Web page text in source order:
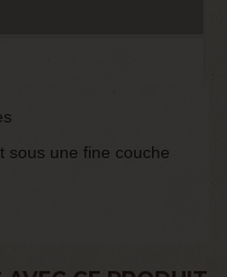
sous une fine couche